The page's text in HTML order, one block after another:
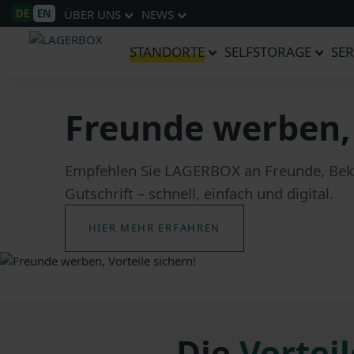
DE EN ÜBER UNS NEWS
STANDORTE SELFSTORAGE
Freunde
Empfehlen Sie LAGERBOX an Freunde,
Gutschrift – schnell, einfach und digital.
HIER MEHR ERFAHREN